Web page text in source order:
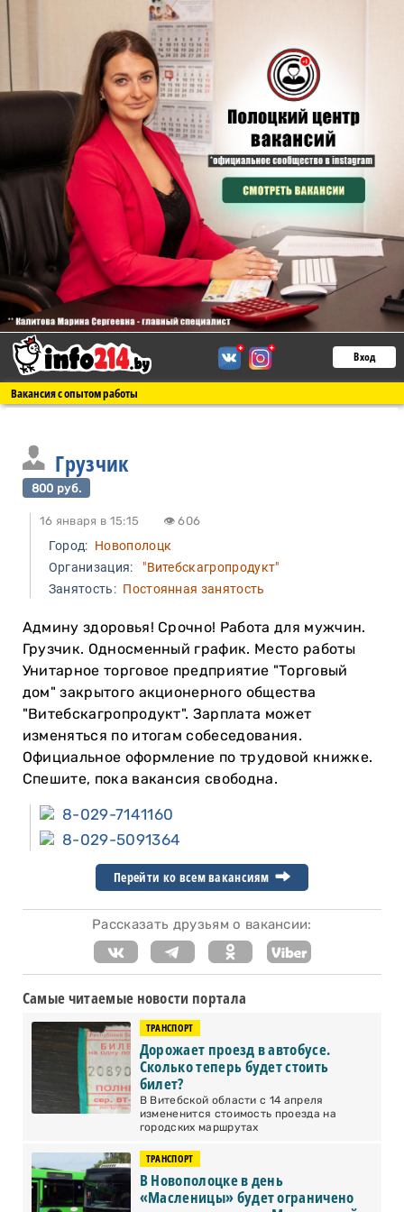
Вход
Вакансия с опытом работы
Грузчик
800 руб.
16 января в 15:15 👁 606
Город: Новополоцк
Организация: "Витебскагропродукт"
Занятость:Постоянная занятость
Админу здоровья! Срочно! Работа для мужчин.
Грузчик. Односменный график. Место работы
Унитарное торговое предприятие "Торговый
дом" закрытого акционерного общества
"Витебскагропродукт". Зарплата может
изменяться по итогам собеседования.
Официальное оформление по трудовой книжке.
Спешите, пока вакансия свободна.
8-029-7141160
8-029-5091364
Перейти ко всем вакансиям
Рассказать друзьям о вакансии:
Самые читаемые новости портала
ТРАНСПОРТ
Дорожает проезд в автобусе.
Сколько теперь будет стоить
билет?
В Витебской области с 14 апреля
измененится стоимость проезда на
городских маршрутах
ТРАНСПОРТ
В Новополоцке в день
«Масленицы» будет ограничено